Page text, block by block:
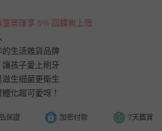
樂匯享 5% 回饋無上限
的生活雜貨品牌
孩子愛上刷牙
生細菌更衛生
化超可愛呀！
保證 加密付款 7天鑑賞